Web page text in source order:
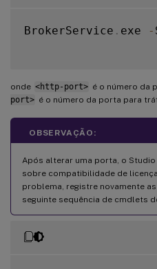
BrokerService . exe -
onde <http-port> é o número da
port> é o número da porta para
OBSERVAÇÃO:
Após alterar uma porta, o
sobre compatibilidade de
problema, registre novamente
seguinte sequência de cmdlets